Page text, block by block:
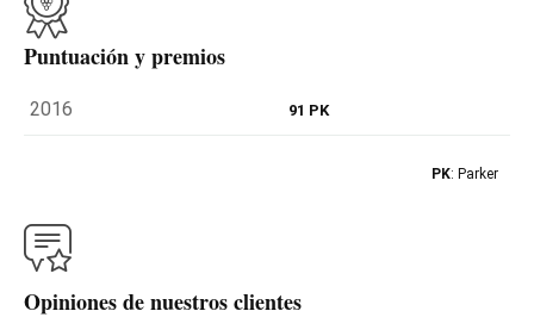
Puntuación y premios
2016 91 PK
PK: Parker
Opiniones de nuestros clientes